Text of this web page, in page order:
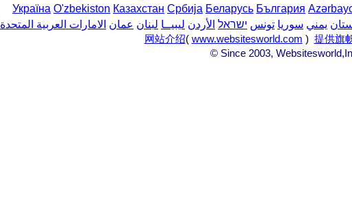
Україна O'zbekiston Казахстан Србија Беларусь България
يمني سوريا تونس ישראל الأردن ليبيــا لبنان عمان الامارات العربية المتحدة
网站介绍( www.websitesworld.com ) 提供旗
© Since 2003,